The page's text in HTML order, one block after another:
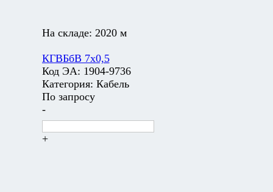
На складе: 2020 м
КГВБбВ 7х0,5
Код ЭА: 1904-9736
Категория: Кабель
По запросу
-
+